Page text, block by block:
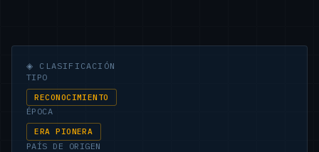
◈ CLASIFICACIÓN
TIPO
RECONOCIMIENTO
ÉPOCA
ERA PIONERA
PAÍS DE ORIGEN